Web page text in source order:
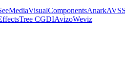
VisualComponentsAnarkAVS
Tree CGDIAvizoWeviz